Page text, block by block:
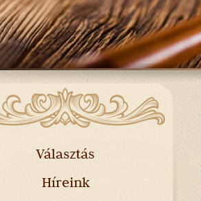
Választás
Híreink